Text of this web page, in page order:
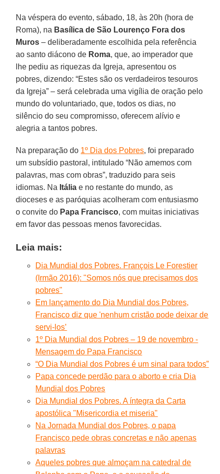
Na véspera do evento, sábado, 18, às 20h (hora de
Roma), na Basílica de São Lourenço Fora dos
Muros – deliberadamente escolhida pela referência
ao santo diácono de Roma, que, ao imperador que
lhe pediu as riquezas da Igreja, apresentou os
pobres, dizendo: “Estes são os verdadeiros tesouros
da Igreja” – será celebrada uma vigília de oração pelo
mundo do voluntariado, que, todos os dias, no
silêncio do seu compromisso, oferecem alívio e
alegria a tantos pobres.
Na preparação do 1º Dia dos Pobres, foi preparado
um subsídio pastoral, intitulado “Não amemos com
palavras, mas com obras”, traduzido para seis
idiomas. Na Itália e no restante do mundo, as
dioceses e as paróquias acolheram com entusiasmo
o convite do Papa Francisco, com muitas iniciativas
em favor das pessoas menos favorecidas.
Leia mais:
Dia Mundial dos Pobres. François Le Forestier
(Irmão 2016): "Somos nós que precisamos dos
pobres"
Em lançamento do Dia Mundial dos Pobres,
Francisco diz que 'nenhum cristão pode deixar de
servi-los’
1º Dia Mundial dos Pobres – 19 de novembro -
Mensagem do Papa Francisco
“O Dia Mundial dos Pobres é um sinal para todos”
Papa concede perdão para o aborto e cria Dia
Mundial dos Pobres
Dia Mundial dos Pobres. A íntegra da Carta
apostólica "Misericordia et miseria"
Na Jornada Mundial dos Pobres, o papa
Francisco pede obras concretas e não apenas
palavras
Aqueles pobres que almoçam na catedral de